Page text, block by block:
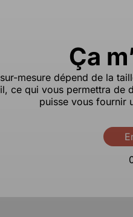
Ça
mesure dépend de la
ce qui vous permettra
puisse vous fournir